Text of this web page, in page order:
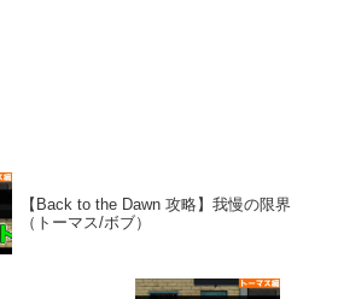
【Back to the Dawn 攻略】我慢の限界
（トーマス/ボブ）